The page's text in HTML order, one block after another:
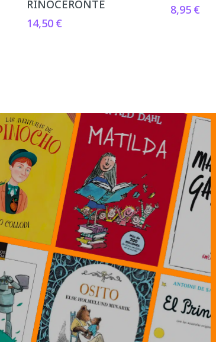
RINOCERONTE
14,50 €
8,95 €